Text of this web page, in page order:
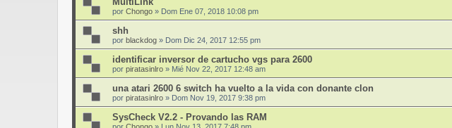
por Chongo » Dom Ene 07, 2018 10:08 pm
shh
por blackdog » Dom Dic 24, 2017 12:55 pm
identificar inversor de cartucho vgs para 2600
por piratasinlro » Mié Nov 22, 2017 12:48 am
una atari 2600 6 switch ha vuelto a la vida con donante clon
por piratasinlro » Dom Nov 19, 2017 9:38 pm
SysCheck V2.2 - Provando las RAM